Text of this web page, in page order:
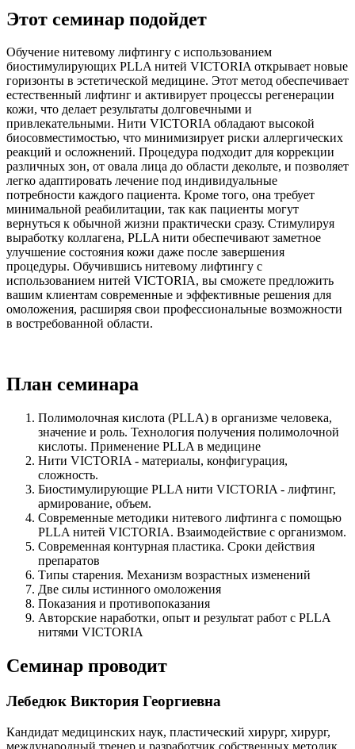
Этот семинар подойдет
Обучение нитевому лифтингу с использованием
биостимулирующих PLLA нитей VICTORIA открывает новые
горизонты в эстетической медицине. Этот метод обеспечивает
естественный лифтинг и активирует процессы регенерации
кожи, что делает результаты долговечными и
привлекательными. Нити VICTORIA обладают высокой
биосовместимостью, что минимизирует риски аллергических
реакций и осложнений. Процедура подходит для коррекции
различных зон, от овала лица до области декольте, и позволяет
легко адаптировать лечение под индивидуальные
потребности каждого пациента. Кроме того, она требует
минимальной реабилитации, так как пациенты могут
вернуться к обычной жизни практически сразу. Стимулируя
выработку коллагена, PLLA нити обеспечивают заметное
улучшение состояния кожи даже после завершения
процедуры. Обучившись нитевому лифтингу с
использованием нитей VICTORIA, вы сможете предложить
вашим клиентам современные и эффективные решения для
омоложения, расширяя свои профессиональные возможности
в востребованной области.
План семинара
Полимолочная кислота (PLLA) в организме человека,
значение и роль. Технология получения полимолочной
кислоты. Применение PLLA в медицине
Нити VICTORIA - материалы, конфигурация,
сложность.
Биостимулирующие PLLA нити VICTORIA - лифтинг,
армирование, объем.
Современные методики нитевого лифтинга с помощью
PLLA нитей VICTORIA. Взаимодействие с организмом.
Современная контурная пластика. Сроки действия
препаратов
Типы старения. Механизм возрастных изменений
Две силы истинного омоложения
Показания и противопоказания
Авторские наработки, опыт и результат работ с PLLA
нитями VICTORIA
Семинар проводит
Лебедюк Виктория Георгиевна
Кандидат медицинских наук, пластический хирург, хирург,
международный тренер и разработчик собственных методик